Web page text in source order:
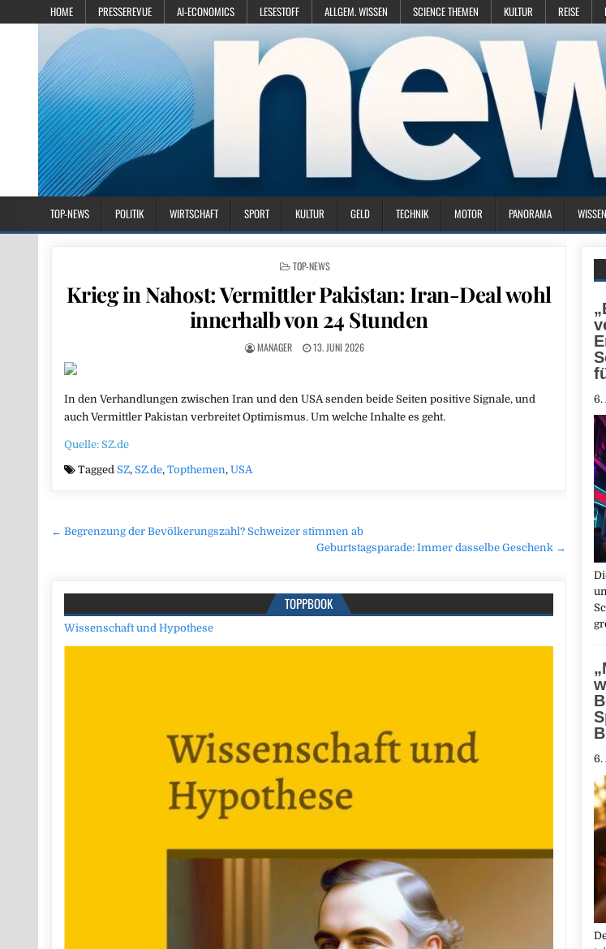
HOME PRESSEREVUE AI-ECONOMICS LESESTOFF ALLGEM. WISSEN SCIENCE THEMEN KULTUR REISE
TOP-NEWS POLITIK WIRTSCHAFT SPORT KULTUR GELD TECHNIK MOTOR PANORAMA WISSEN
POSTED IN
TOP-NEWS
Krieg in Nahost: Vermittler Pakistan: Iran-Deal wohl
innerhalb von 24 Stunden
MANAGER 13. JUNI 2026
In den Verhandlungen zwischen Iran und den USA senden beide Seiten positive Signale, und
auch Vermittler Pakistan verbreitet Optimismus. Um welche Inhalte es geht.
Quelle: SZ.de
TaggedSZ,SZ.de,Topthemen,USA
Beitragsnavigation
← Begrenzung der Bevölkerungszahl? Schweizer stimmen ab
Geburtstagsparade: Immer dasselbe Geschenk →
TOPPBOOK
Wissenschaft und Hypothese
6.
6.